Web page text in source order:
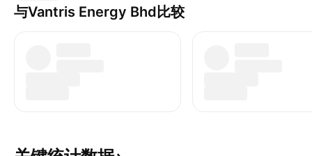
与Vantris Energy Bhd比较